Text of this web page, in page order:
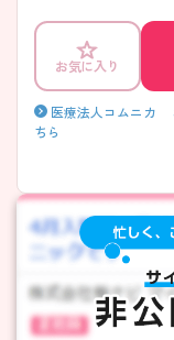
興味のある方には面接
のでお気軽にご連絡く
お気に入り
医療法人コムニカ
ちら